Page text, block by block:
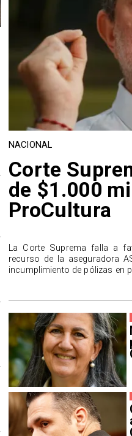
NACIONAL
Corte
de $1.000
ProCultura
La Corte Suprema falla a
recurso de la aseguradora
incumplimiento de pólizas en